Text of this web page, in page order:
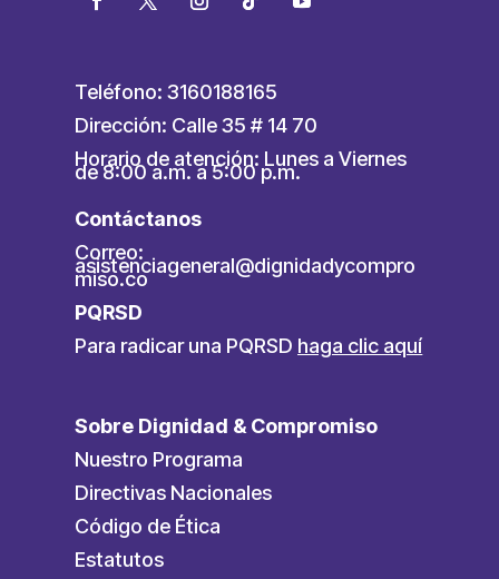
Teléfono: 3160188165
Dirección: Calle 35 # 14 70
Horario de atención: Lunes a Viernes
de 8:00 a.m. a 5:00 p.m.
Contáctanos
Correo:
asistenciageneral@dignidadycompro
miso.co
PQRSD
Para radicar una PQRSD haga clic aquí
Sobre Dignidad & Compromiso
Nuestro Programa
Directivas Nacionales
Código de Ética
Estatutos